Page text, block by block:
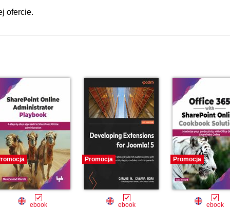
ofercie.
ebook
Promocja
ebook
Promocja
ebook